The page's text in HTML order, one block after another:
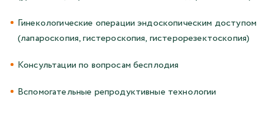
Гинекологические операции эндоскопическим доступом
(лапароскопия, гистероскопия, гистерорезектоскопия)
Консультации по вопросам бесплодия
Вспомогательные репродуктивные технологии